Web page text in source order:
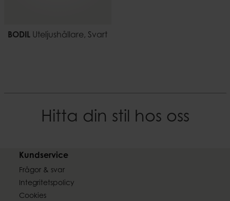
BODIL Uteljushållare, Svart
Hitta din stil hos oss
Kundservice
Frågor & svar
Integritetspolicy
Cookies